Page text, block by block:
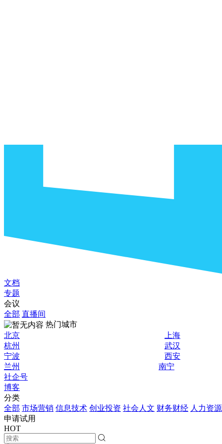
文档
专题
会议
全部 直播间
热门城市
北京
上海
杭州
武汉
宁波
西安
兰州
南宁
社企号
博客
分类
全部 市场营销 信息技术 创业投资 社会人文 财务财经 人力资源
申请试用
HOT